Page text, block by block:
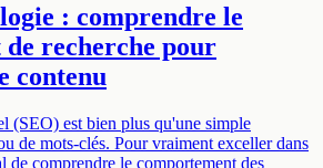
: comprendre le
recherche pour
contenu
(SEO) est bien plus qu'une simple
de mots-clés. Pour vraiment exceller dans
de comprendre le comportement des